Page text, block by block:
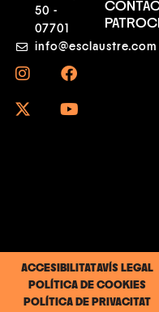
50 -
07701
info@esclaustre.com
ACCESIBILITATAVÍS LEGAL
POLÍTICA DE COOKIES
POLÍTICA DE PRIVACITAT